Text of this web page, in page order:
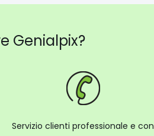
Genialpix?
Servizio clienti professionale e con